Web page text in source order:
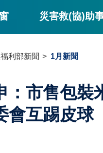
災害救(協)助
利部新聞 1月新聞
：市售包裝
會互踢皮球